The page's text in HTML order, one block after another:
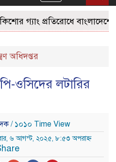
navigation
গ্যাং প্রতিরোধে
অধিদপ্তর
ওসিদের লটারির
/ ১০১০ Time View
৬ আগস্ট, ২০২৫, ৮:৫৩ অপরাহ্ন